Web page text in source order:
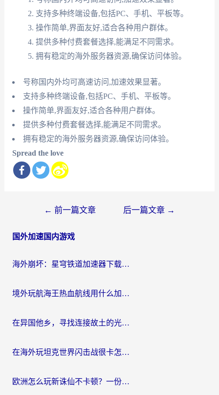
支持多种终端设备,包括PC、手机、平板等。
操作简单,界面友好,适合各种用户群体。
提供多种付费套餐选择,能满足不同需求。
拥有稳定的海外服务器资源,确保访问体验。
号称国内外均可高速访问,加速效果显著。
支持多种终端设备,包括PC、手机、平板等。
操作简单,界面友好,适合各种用户群体。
提供多种付费套餐选择,能满足不同需求。
拥有稳定的海外服务器资源,确保访问体验。
Spread the love
导
← 前一篇文章 后一篇文章 →
国外加速国内游戏
海外崩坏：星穹铁道加速器下载安装：一份给游子的终极网络指南
境外玩航海王热血航线用什么加速器？2026海外玩家实测最优方案（附欧洲问道堡垒前线加速技巧）
在异国他乡，寻找连接故土的光明大陆免费加速器
在海外玩坦克世界闪击战很卡怎么办？老玩家亲测有效的加速器选择指南
欧洲怎么玩新诛仙不卡顿？一份给海外游子的国服游戏畅玩指南